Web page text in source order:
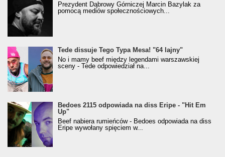
Prezydent Dąbrowy Górniczej Marcin Bazylak za
pomocą mediów społecznościowych...
Tede dissuje Tego Typa Mesa! "64 lajny"
No i mamy beef między legendami warszawskiej
sceny - Tede odpowiedział na...
Bedoes 2115 odpowiada na diss Eripe - "Hit Em
Up"
Beef nabiera rumieńców - Bedoes odpowiada na diss
Eripe wywołany spięciem w...